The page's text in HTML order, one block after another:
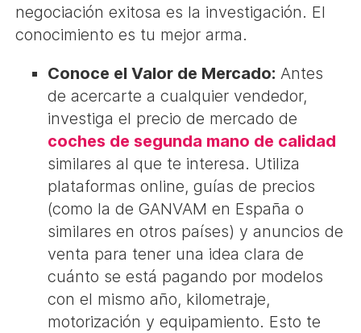
negociación exitosa es la investigación. El
conocimiento es tu mejor arma.
Conoce el Valor de Mercado: Antes
de acercarte a cualquier vendedor,
investiga el precio de mercado de
coches de segunda mano de calidad
similares al que te interesa. Utiliza
plataformas online, guías de precios
(como la de GANVAM en España o
similares en otros países) y anuncios de
venta para tener una idea clara de
cuánto se está pagando por modelos
con el mismo año, kilometraje,
motorización y equipamiento. Esto te